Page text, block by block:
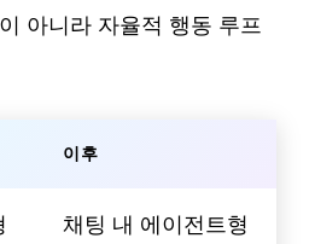
아니라 자율적 행동 루프
이후
채팅 내 에이전트형